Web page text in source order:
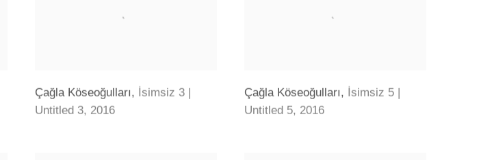
Çağla Köseoğulları, İsimsiz 3 |
Untitled 3, 2016
Çağla Köseoğulları, İsimsiz 5 |
Untitled 5, 2016